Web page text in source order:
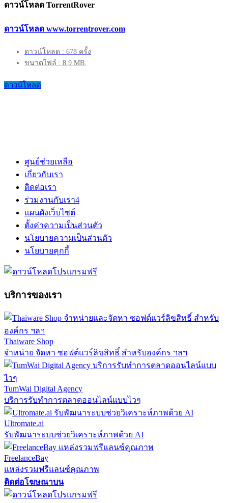
ดาวน์โหลด TorrentRover
ดาวน์โหลด www.torrentrover.com
ดาวน์โหลด : 678 ครั้ง
ขนาดไฟล์ : 8.9 MB.
ดาวน์โหลด
ศูนย์ช่วยเหลือ
เกี่ยวกับเรา
ติดต่อเรา
ร่วมงานกับเรา4
แผนผังเว็บไซต์
ตั้งค่าความเป็นส่วนตัว
นโยบายความเป็นส่วนตัว
นโยบายคุกกี้
บริการของเรา
Thaiware Shop
จำหน่าย จัดหา ซอฟต์แวร์ลิขสิทธิ์ สำหรับองค์กร ฯลฯ
TumWai Digital Agency
บริการรับทำการตลาดออนไลน์แบบไวๆ
Ultromate.ai
รับพัฒนาระบบช่วยวิเคราะห์ภาพด้วย AI
FreelanceBay
แหล่งรวมฟรีแลนซ์คุณภาพ
ติดต่อโฆษณาบน